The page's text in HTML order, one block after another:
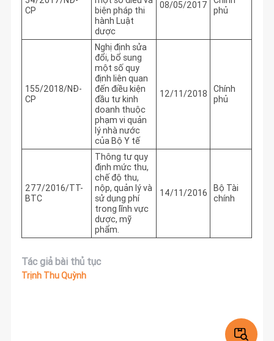
CP
biện pháp thi
hành Luật
dược
08/05/2017
phủ
155/2018/NĐ-
CP
Nghị định sửa
đổi, bổ sung
một số quy
định liên quan
đến điều kiện
đầu tư kinh
doanh thuộc
phạm vi quản
lý nhà nước
của Bộ Y tế
12/11/2018
Chính
phủ
277/2016/TT-
BTC
Thông tư quy
định mức thu,
chế độ thu,
nộp, quản lý và
sử dụng phí
trong lĩnh vực
dược, mỹ
phẩm.
14/11/2016
Bộ Tài
chính
Tác giả bài thủ tục
Trịnh Thu Quỳnh